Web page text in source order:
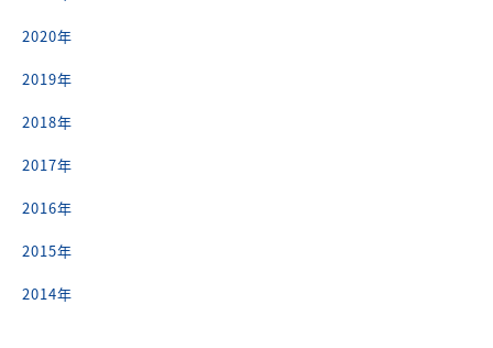
2020年
2019年
2018年
2017年
2016年
2015年
2014年